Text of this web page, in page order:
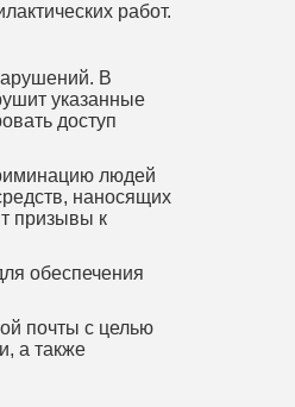
работ.
В
указанные
доступ
людей
наносящих
призывы к
обеспечения
почты с целью
а также